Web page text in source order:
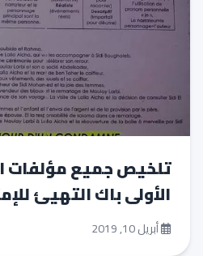
تلخيص جميع مؤلفات
الأولى باك التهيئ
أبريل 10, 2019